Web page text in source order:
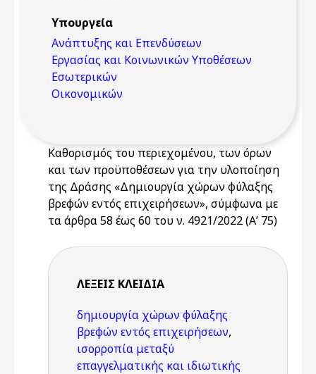
Υπουργεία
Ανάπτυξης και Επενδύσεων
Εργασίας και Κοινωνικών Υποθέσεων
Εσωτερικών
Οικονομικών
Καθορισμός του περιεχομένου, των όρων
και των προϋποθέσεων για την υλοποίηση
της Δράσης «Δημιουργία χώρων φύλαξης
βρεφών εντός επιχειρήσεων», σύμφωνα με
τα άρθρα 58 έως 60 του ν. 4921/2022 (Α’ 75)
ΛΈΞΕΙΣ KΛΕΙΔΙΆ
δημιουργία χώρων φύλαξης
βρεφών εντός επιχειρήσεων,
ισορροπία μεταξύ
επαγγελματικής και ιδιωτικής